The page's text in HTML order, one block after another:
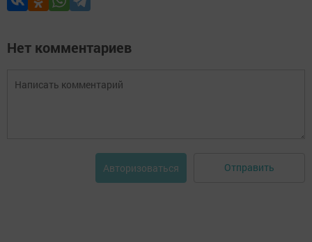
Нет комментариев
Авторизоваться Отправить